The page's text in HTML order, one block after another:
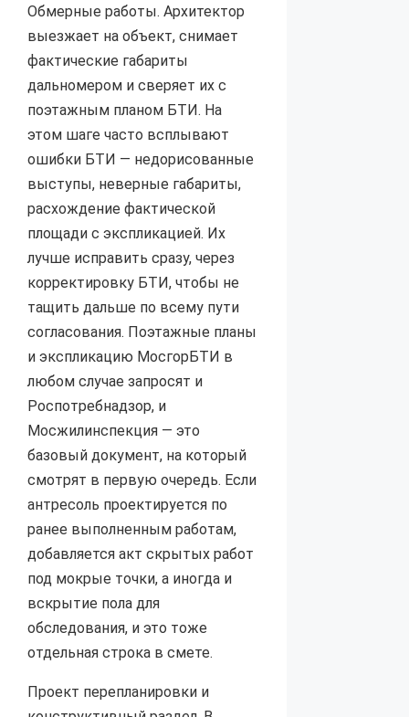
Обмерные работы. Архитектор
выезжает на объект, снимает
фактические габариты
дальномером и сверяет их с
поэтажным планом БТИ. На
этом шаге часто всплывают
ошибки БТИ — недорисованные
выступы, неверные габариты,
расхождение фактической
площади с экспликацией. Их
лучше исправить сразу, через
корректировку БТИ, чтобы не
тащить дальше по всему пути
согласования. Поэтажные планы
и экспликацию МосгорБТИ в
любом случае запросят и
Роспотребнадзор, и
Мосжилинспекция — это
базовый документ, на который
смотрят в первую очередь. Если
антресоль проектируется по
ранее выполненным работам,
добавляется акт скрытых работ
под мокрые точки, а иногда и
вскрытие пола для
обследования, и это тоже
отдельная строка в смете.
Проект перепланировки и